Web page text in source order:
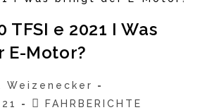
TFSI e 2021 I Was
E-Motor?
Weizenecker
Beitrags-
FAHRBERICHTE